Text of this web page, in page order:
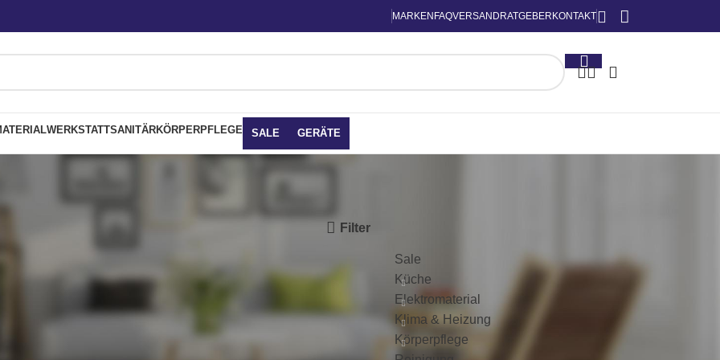
MARKEN FAQVERSAND RATGEBER KONTAKT
WERKSTATTSANITÄRKÖRPERPFLEGE SALE GERÄTE
Filter
Sale
Küche
Elektromaterial
Klima & Heizung
Körperpflege